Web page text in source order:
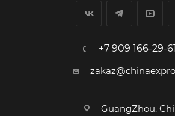
+7 909 166-29-61
GuangZhou.